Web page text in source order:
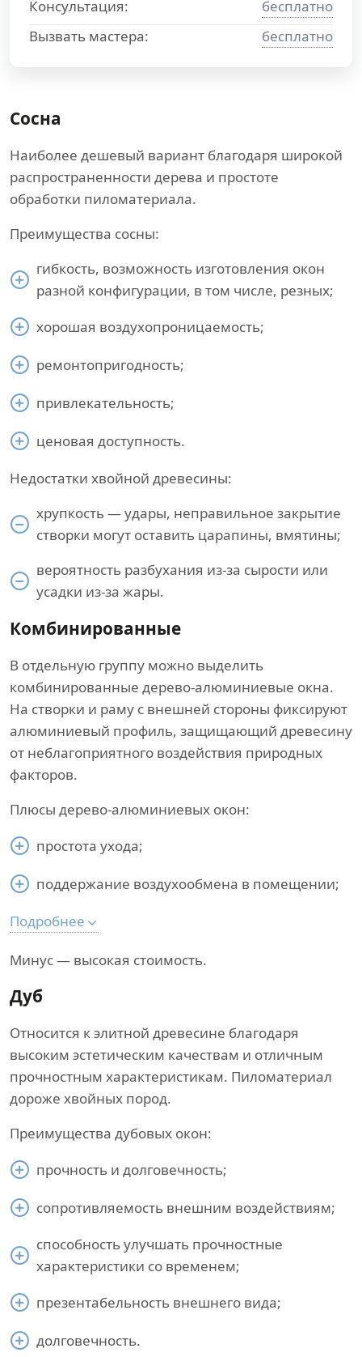
Консультация:
бесплатно
Вызвать мастера:
бесплатно
Сосна
Наиболее дешевый вариант благодаря широкой
распространенности дерева и простоте
обработки пиломатериала.
Преимущества сосны:
гибкость, возможность изготовления окон
разной конфигурации, в том числе, резных;
хорошая воздухопроницаемость;
ремонтопригодность;
привлекательность;
ценовая доступность.
Недостатки хвойной древесины:
хрупкость — удары, неправильное закрытие
створки могут оставить царапины, вмятины;
вероятность разбухания из-за сырости или
усадки из-за жары.
Комбинированные
В отдельную группу можно выделить
комбинированные дерево-алюминиевые окна.
На створки и раму с внешней стороны фиксируют
алюминиевый профиль, защищающий древесину
от неблагоприятного воздействия природных
факторов.
Плюсы дерево-алюминиевых окон:
простота ухода;
поддержание воздухообмена в помещении;
Подробнее
Минус — высокая стоимость.
Дуб
Относится к элитной древесине благодаря
высоким эстетическим качествам и отличным
прочностным характеристикам. Пиломатериал
дороже хвойных пород.
Преимущества дубовых окон:
прочность и долговечность;
сопротивляемость внешним воздействиям;
способность улучшать прочностные
характеристики со временем;
презентабельность внешнего вида;
долговечность.